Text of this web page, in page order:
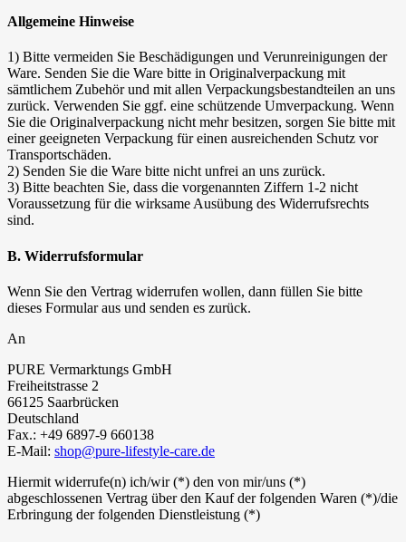
Allgemeine Hinweise
1) Bitte vermeiden Sie Beschädigungen und Verunreinigungen der
Ware. Senden Sie die Ware bitte in Originalverpackung mit
sämtlichem Zubehör und mit allen Verpackungsbestandteilen an uns
zurück. Verwenden Sie ggf. eine schützende Umverpackung. Wenn
Sie die Originalverpackung nicht mehr besitzen, sorgen Sie bitte mit
einer geeigneten Verpackung für einen ausreichenden Schutz vor
Transportschäden.
2) Senden Sie die Ware bitte nicht unfrei an uns zurück.
3) Bitte beachten Sie, dass die vorgenannten Ziffern 1-2 nicht
Voraussetzung für die wirksame Ausübung des Widerrufsrechts
sind.
B. Widerrufsformular
Wenn Sie den Vertrag widerrufen wollen, dann füllen Sie bitte
dieses Formular aus und senden es zurück.
An
PURE Vermarktungs GmbH
Freiheitstrasse 2
66125 Saarbrücken
Deutschland
Fax.: +49 6897-9 660138
E-Mail: shop@pure-lifestyle-care.de
Hiermit widerrufe(n) ich/wir (*) den von mir/uns (*)
abgeschlossenen Vertrag über den Kauf der folgenden Waren (*)/die
Erbringung der folgenden Dienstleistung (*)